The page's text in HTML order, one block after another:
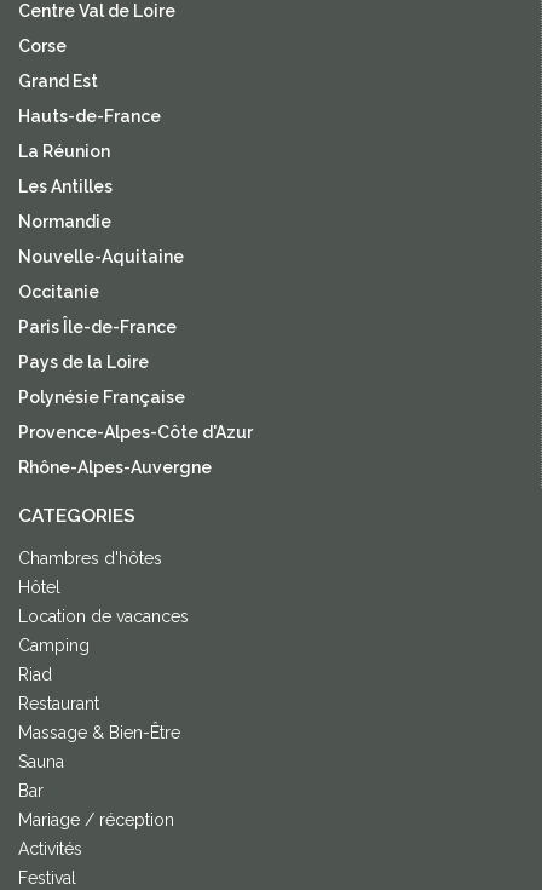
Centre Val de Loire
Corse
Grand Est
Hauts-de-France
La Réunion
Les Antilles
Normandie
Nouvelle-Aquitaine
Occitanie
Paris Île-de-France
Pays de la Loire
Polynésie Française
Provence-Alpes-Côte d'Azur
Rhône-Alpes-Auvergne
CATEGORIES
Chambres d'hôtes
Hôtel
Location de vacances
Camping
Riad
Restaurant
Massage & Bien-Être
Sauna
Bar
Mariage / réception
Activités
Festival